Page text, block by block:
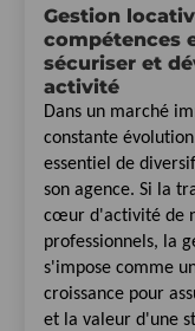
Gestion
compétences
sécuriser et
activité
Dans un marché
constante
essentiel de
son agence. Si la
cœur d'activité de
professionnels, la
s'impose comme
croissance pour
et la valeur d'une